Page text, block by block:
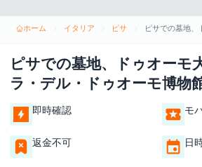
ホーム イタリア ピサ
ピサでの墓地、ドゥオーモ
ラ・デル・ドゥオーモ博物
即時確認 モ
返金不可 日